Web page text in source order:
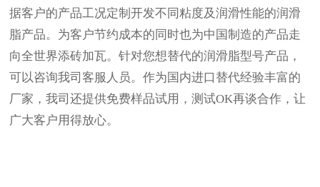
据客户的产品工况定制开发不同粘度及润滑性能的润滑
脂产品。为客户节约成本的同时也为中国制造的产品走
向全世界添砖加瓦。针对您想替代的润滑脂型号产品，
可以咨询我司客服人员。作为国内进口替代经验丰富的
厂家，我司还提供免费样品试用，测试OK再谈合作，让
广大客户用得放心。